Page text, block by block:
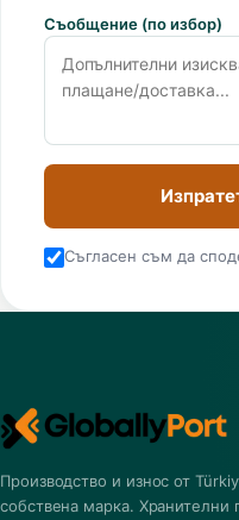
Съобщение (по избор)
Съгласен съм да
Производство и износ от
собствена марка. Хранителни